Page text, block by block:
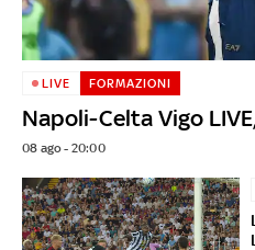
Napoli-Celta Vigo
LIVE FORMAZIONI
08 ago - 20:00